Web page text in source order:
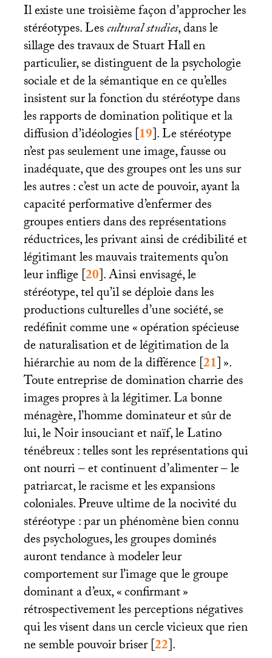
Il existe une troisième façon d’approcher les
stéréotypes. Lescultural studies, dans le
sillage des travaux de Stuart Hall en
particulier, se distinguent de la psychologie
sociale et de la sémantique en ce qu’elles
insistent sur la fonction du stéréotype dans
les rapports de domination politique et la
diffusion d’idéologies[19]. Le stéréotype
n’est pas seulement une image, fausse ou
inadéquate, que des groupes ont les uns sur
les autres : c’est un acte de pouvoir, ayant la
capacité performative d’enfermer des
groupes entiers dans des représentations
réductrices, les privant ainsi de crédibilité et
légitimant les mauvais traitements qu’on
leur inflige[20]. Ainsi envisagé, le
stéréotype, tel qu’il se déploie dans les
productions culturelles d’une société, se
redéfinit comme une «opération spécieuse
de naturalisation et de légitimation de la
hiérarchie au nom de la différence[21]».
Toute entreprise de domination charrie des
images propres à la légitimer. La bonne
ménagère, l’homme dominateur et sûr de
lui, le Noir insouciant et naïf, le Latino
ténébreux : telles sont les représentations qui
ont nourri – et continuent d’alimenter – le
patriarcat, le racisme et les expansions
coloniales. Preuve ultime de la nocivité du
stéréotype : par un phénomène bien connu
des psychologues, les groupes dominés
auront tendance à modeler leur
comportement sur l’image que le groupe
dominant a d’eux, «confirmant»
rétrospectivement les perceptions négatives
qui les visent dans un cercle vicieux que rien
ne semble pouvoir briser[22].